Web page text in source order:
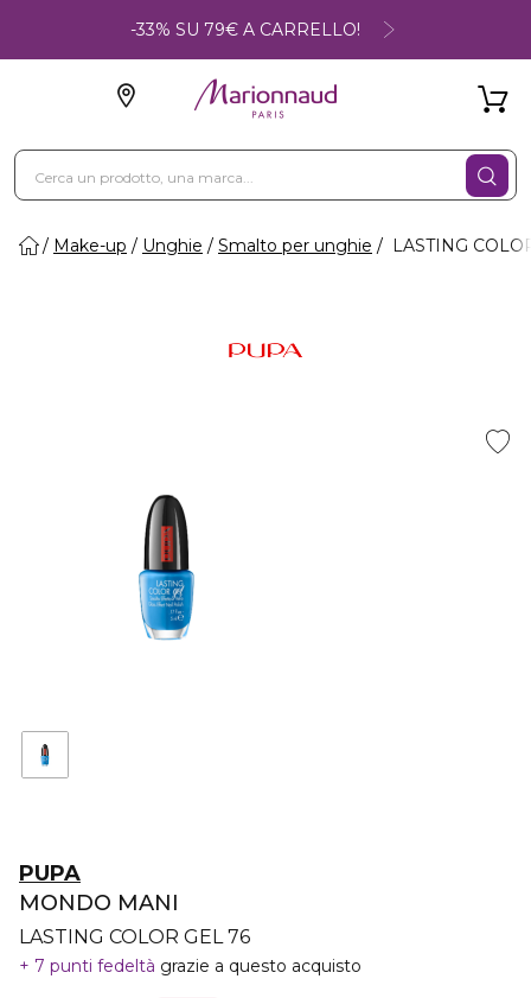
-33% SU 79€ A CARRELLO!
Make-up Unghie Smalto per unghie LASTING
PUPA
MONDO MANI
LASTING COLOR GEL 76
7 punti fedeltà grazie a questo acquisto